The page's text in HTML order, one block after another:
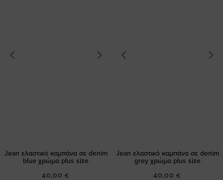
Jean ελαστικό καμπάνα σε denim
blue χρώμα plus size
40,00 €
Jean ελαστικό καμπάνα σε denim
grey χρώμα plus size
40,00 €